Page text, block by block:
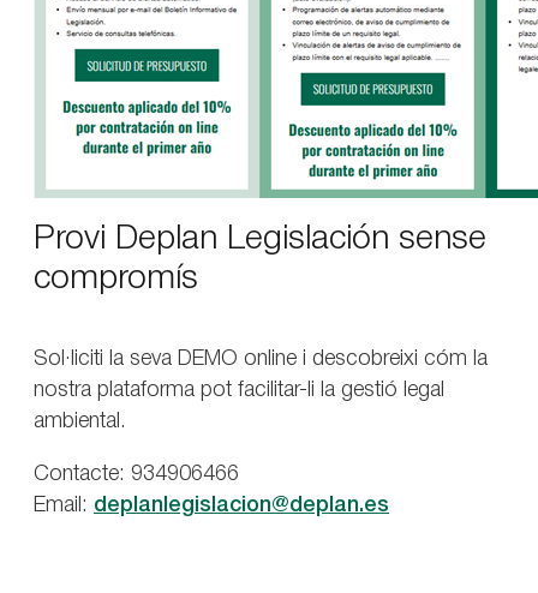
Provi Deplan Legislación sense
compromís
Sol·liciti la seva DEMO online i descobreixi cóm la
nostra plataforma pot facilitar-li la gestió legal
ambiental.
Contacte: 934906466
Email: deplanlegislacion@deplan.es